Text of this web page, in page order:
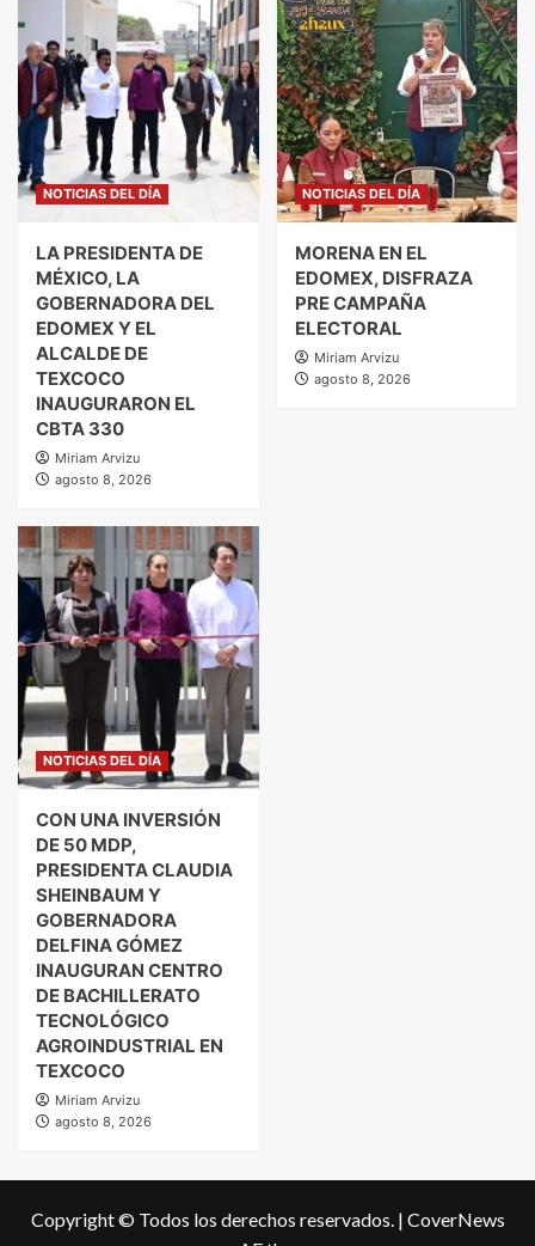
NOTICIAS DEL DÍA
LA PRESIDENTA DE
MÉXICO, LA
GOBERNADORA DEL
EDOMEX Y EL
ALCALDE DE
TEXCOCO
INAUGURARON EL
CBTA 330
Miriam Arvizu
agosto 8, 2026
NOTICIAS DEL DÍA
MORENA EN EL
EDOMEX, DISFRAZA
PRE CAMPAÑA
ELECTORAL
Miriam Arvizu
agosto 8, 2026
NOTICIAS DEL DÍA
CON UNA INVERSIÓN
DE 50 MDP,
PRESIDENTA CLAUDIA
SHEINBAUM Y
GOBERNADORA
DELFINA GÓMEZ
INAUGURAN CENTRO
DE BACHILLERATO
TECNOLÓGICO
AGROINDUSTRIAL EN
TEXCOCO
Miriam Arvizu
agosto 8, 2026
Copyright © Todos los derechos reservados. | CoverNews